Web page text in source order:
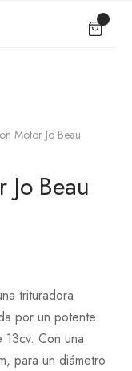
Motor Jo Beau
Beau
trituradora
por un potente
13cv.Con una
para un diámetro